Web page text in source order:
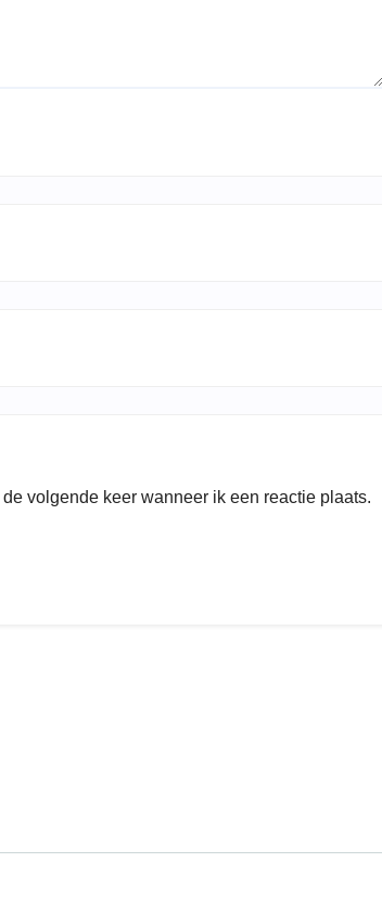
volgende keer wanneer ik een reactie plaats.